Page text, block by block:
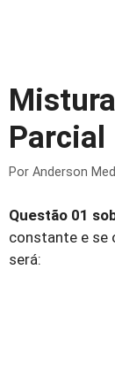
Parcial
Por Anderson
Questão 01
constante e se
será: